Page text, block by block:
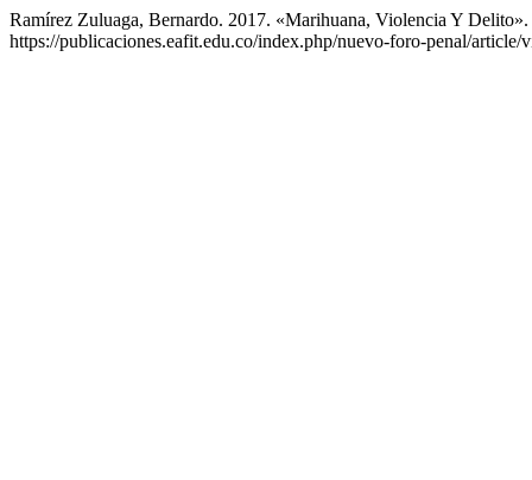
Ramírez Zuluaga, Bernardo. 2017. «Marihuana, Violencia Y Delito».
https://publicaciones.eafit.edu.co/index.php/nuevo-foro-penal/article/